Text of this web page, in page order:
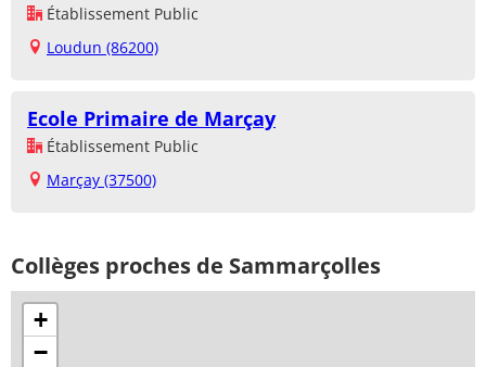
Établissement Public
Loudun (86200)
Ecole Primaire de Marçay
Établissement Public
Marçay (37500)
Collèges proches de Sammarçolles
+
−